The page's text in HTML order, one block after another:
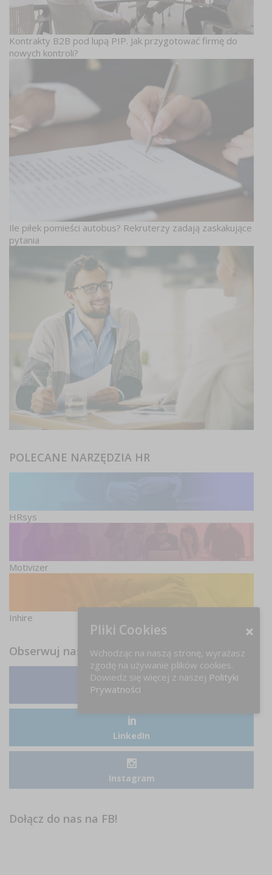
Kontrakty B2B pod lupą PIP. Jak przygotować firmę do
nowych kontroli?
Ile piłek pomieści autobus? Rekruterzy zadają zaskakujące
pytania
POLECANE NARZĘDZIA HR
HRsys
Motivizer
Inhire
Obserwuj nas
Facebook
LinkedIn
Instagram
Dołącz do nas na FB!
Pliki Cookies
Wchodząc na naszą stronę, wyrażasz
zgodę na używanie plików cookies.
Dowiedz się więcej z naszej Polityki
Prywatności